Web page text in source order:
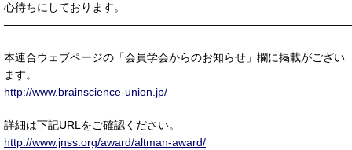
心待ちにしております。
本連合ウェブページの「会員学会からのお知らせ」欄に掲載がござい
ます。
http://www.brainscience-union.jp/
詳細は下記URLをご確認ください。
http://www.jnss.org/award/altman-award/